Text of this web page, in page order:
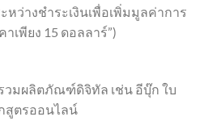
ว่างชำระเงินเพื่อเพิ่มมูลค่าการ
เพียง 15 ดอลลาร์”)
วมผลิตภัณฑ์ดิจิทัล เช่น อีบุ๊ก ใบ
สูตรออนไลน์